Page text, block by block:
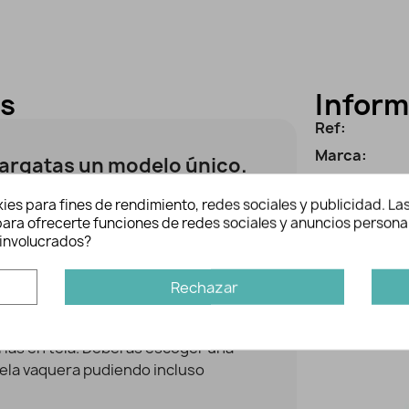
un modelo único.
forrada de goma
para evitar
pisas un charco.
pequeño reborde para sujetar
en tela, ganchillo o punto.
en tela. Deberás escoger una
vaquera pudiendo incluso
Ref:
Marca:
Quizás
para fines de rendimiento, redes sociales y publicidad.
ofrecerte funciones de redes sociales y anuncios
Rechazar